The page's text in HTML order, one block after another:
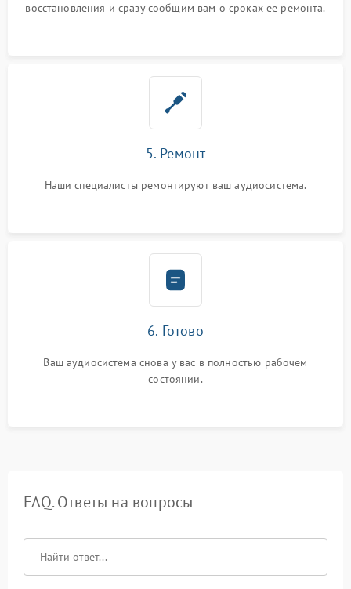
восстановления и сразу сообщим вам о сроках ее ремонта.
5. Ремонт
Наши специалисты ремонтируют ваш аудиосистема.
6. Готово
Ваш аудиосистема снова у вас в полностью рабочем
состоянии.
FAQ. Ответы на вопросы